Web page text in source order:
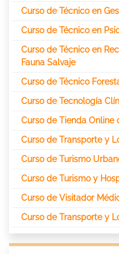
Curso de Técnico en
Curso de Técnico en
Curso de Técnico en
Fauna Salvaje
Curso de Técnico
Curso de Tecnología
Curso de Tienda Online
Curso de Transporte y
Curso de Turismo
Curso de Turismo y
Curso de Visitador
Curso de Transporte y